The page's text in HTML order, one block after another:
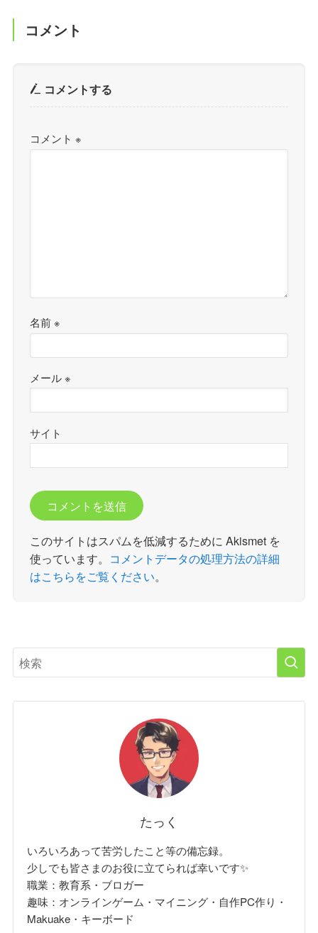
コメント
コメントする
コメント※
名前※
メール※
サイト
このサイトはスパムを低減するために Akismet を
使っています。 コメントデータの処理方法の詳細
はこちらをご覧ください。
たっく
いろいろあって苦労したこと等の備忘録。
少しでも皆さまのお役に立てられば幸いです✨
職業：教育系・ブロガー
趣味：オンラインゲーム・マイニング・自作PC作り・
Makuake・キーボード